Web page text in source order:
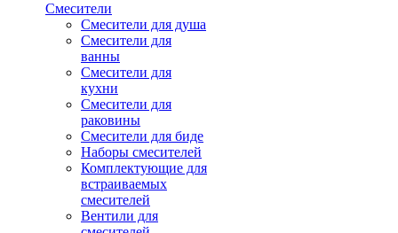
Смесители
Смесители для душа
Смесители для
ванны
Смесители для
кухни
Смесители для
раковины
Смесители для биде
Наборы смесителей
Комплектующие для
встраиваемых
смесителей
Вентили для